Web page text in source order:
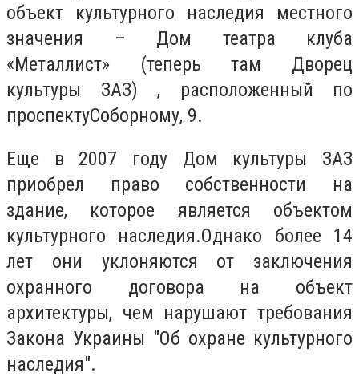
объект культурного наследия местного
значения – Дом театра клуба
«Металлист» (теперь там Дворец
культуры ЗАЗ) , расположенный по
проспектуСоборному, 9.
Еще в 2007 году Дом культуры ЗАЗ
приобрел право собственности на
здание, которое является объектом
культурного наследия.Однако более 14
лет они уклоняются от заключения
охранного договора на объект
архитектуры, чем нарушают требования
Закона Украины "Об охране культурного
наследия".